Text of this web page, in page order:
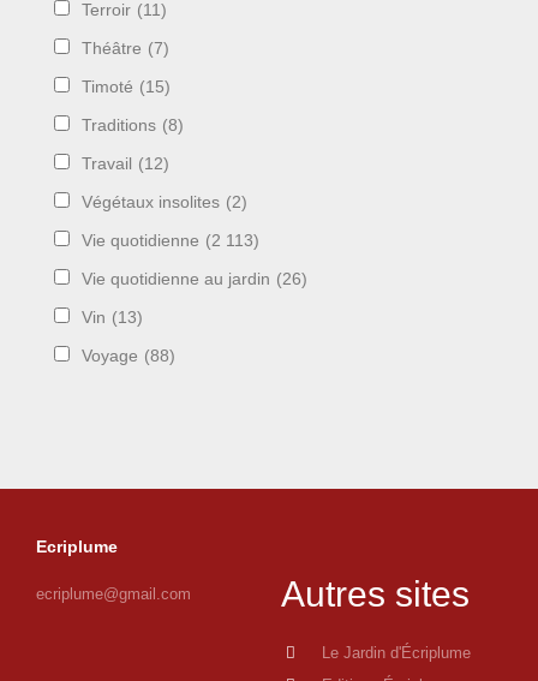
Terroir (11)
Théâtre (7)
Timoté (15)
Traditions (8)
Travail (12)
Végétaux insolites (2)
Vie quotidienne (2 113)
Vie quotidienne au jardin (26)
Vin (13)
Voyage (88)
Ecriplume
ecriplume@gmail.com Autres sites
Le Jardin d'Écriplume